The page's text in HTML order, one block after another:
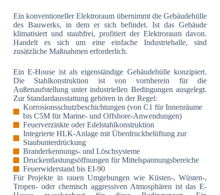
Ein konventioneller Elektroraum übernimmt die Gebäudehülle
des Bauwerks, in dem er sich befindet. Ist das Gebäude
klimatisiert und staubfrei, profitiert der Elektroraum davon.
Handelt es sich um eine einfache Industriehalle, sind
zusätzliche Maßnahmen erforderlich.
Ein E-House ist als eigenständige Gebäudehülle konzipiert.
Die Stahlkonstruktion ist von vornherein für die
Außenaufstellung unter industriellen Bedingungen ausgelegt.
Zur Standardausstattung gehören in der Regel:
Korrosionsschutzbeschichtungen (von C1 für Innenräume
bis C5M für Marine- und Offshore-Anwendungen)
Feuerverzinkte oder Edelstahlkonstruktion
Integrierte HLK-Anlage mit Überdruckbelüftung zur
Staubunterdrückung
Branderkennungs- und Löschsysteme
Druckentlastungsöffnungen für Mittelspannungsbereiche
Feuerwiderstand bis EI-90
Für Projekte in rauen Umgebungen wie Küsten-, Wüsten-,
Tropen- oder chemisch aggressiven Atmosphären ist das E-